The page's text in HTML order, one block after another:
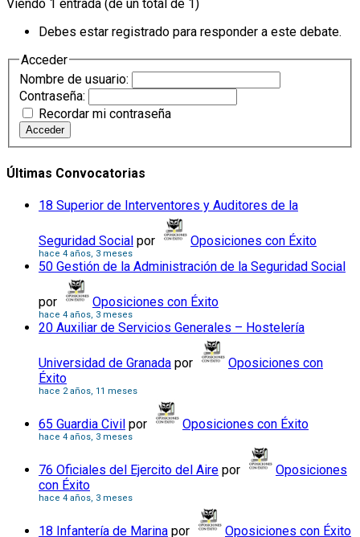
Viendo 1 entrada (de un total de 1)
Debes estar registrado para responder a este debate.
Acceder
Nombre de usuario:
Contraseña:
Recordar mi contraseña
Acceder
Últimas Convocatorias
18 Superior de Interventores y Auditores de la
Seguridad Social por Oposiciones con Éxito
hace 4 años, 3 meses
50 Gestión de la Administración de la Seguridad Social
por Oposiciones con Éxito
hace 4 años, 3 meses
20 Auxiliar de Servicios Generales – Hostelería
Universidad de Granada por
Oposiciones con
Éxito
hace 2 años, 11 meses
65 Guardia Civil por Oposiciones con Éxito
hace 4 años, 3 meses
76 Oficiales del Ejercito del Aire por
Oposiciones
con Éxito
hace 4 años, 3 meses
18 Infantería de Marina por Oposiciones con Éxito